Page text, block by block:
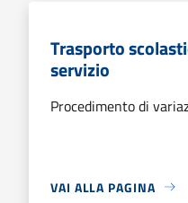
Trasporto
servizio
Procedimento di
VAI ALLA PAGINA